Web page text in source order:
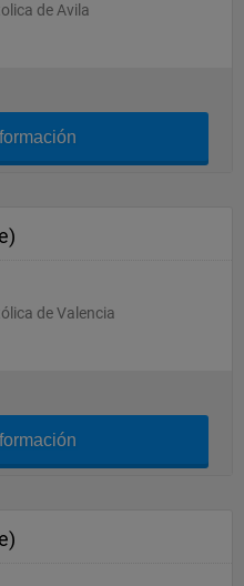
de Avila
de Valencia